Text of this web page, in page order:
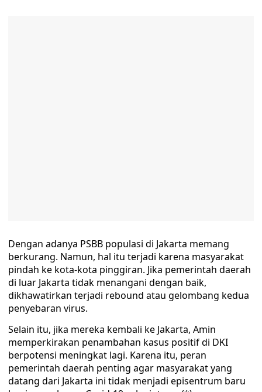
Dengan adanya PSBB populasi di Jakarta memang
berkurang. Namun, hal itu terjadi karena masyarakat
pindah ke kota-kota pinggiran. Jika pemerintah daerah
di luar Jakarta tidak menangani dengan baik,
dikhawatirkan terjadi rebound atau gelombang kedua
penyebaran virus.
Selain itu, jika mereka kembali ke Jakarta, Amin
memperkirakan penambahan kasus positif di DKI
berpotensi meningkat lagi. Karena itu, peran
pemerintah daerah penting agar masyarakat yang
datang dari Jakarta ini tidak menjadi episentrum baru